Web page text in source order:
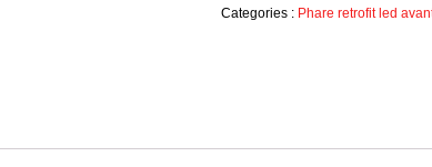
Halogène
Categories : Phare retrofit led